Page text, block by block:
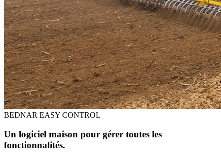
BEDNAR EASY CONTROL
Un logiciel maison pour gérer toutes les
fonctionnalités.